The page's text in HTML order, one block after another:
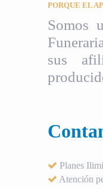
PORQUE EL
Somos
sus
Planes
Atención